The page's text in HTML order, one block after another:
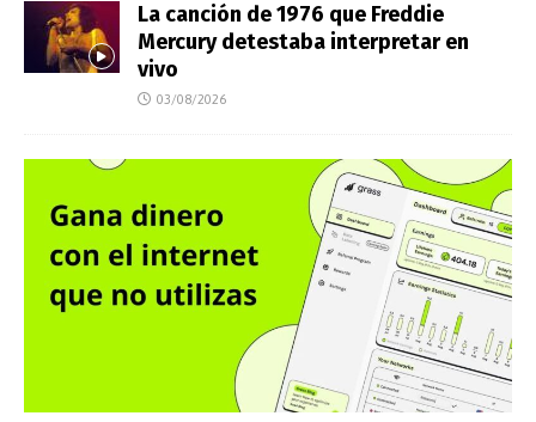
La canción de 1976 que Freddie
Mercury detestaba interpretar en
vivo
03/08/2026